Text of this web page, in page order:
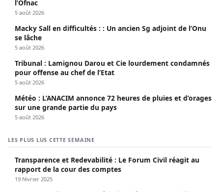
l’Ofnac
5 août 2026
Macky Sall en difficultés : : Un ancien Sg adjoint de l’Onu
se lâche
5 août 2026
Tribunal : Lamignou Darou et Cie lourdement condamnés
pour offense au chef de l’Etat
5 août 2026
Météo : L’ANACIM annonce 72 heures de pluies et d’orages
sur une grande partie du pays
5 août 2026
LES PLUS LUS CETTE SEMAINE
Transparence et Redevabilité : Le Forum Civil réagit au
rapport de la cour des comptes
19 février 2025